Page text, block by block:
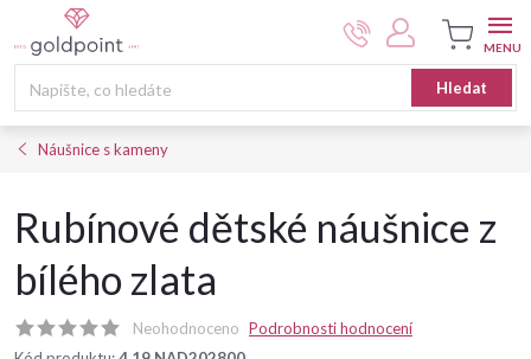
na
Hledat
Nákupní
košík
Náušnice s kameny
Rubínové dětské náušnice z
bílého zlata
Neohodnoceno Podrobnosti hodnocení